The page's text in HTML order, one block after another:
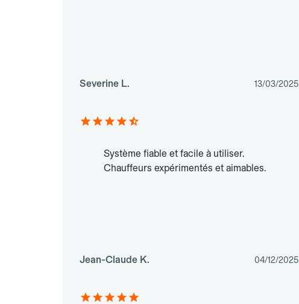
Severine L. 13/03/2025
Système fiable et facile à utiliser.
Chauffeurs expérimentés et aimables.
Jean-Claude K. 04/12/2025